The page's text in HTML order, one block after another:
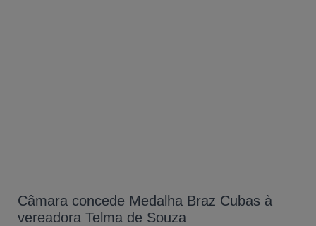
Câmara concede Medalha Braz Cubas à
vereadora Telma de Souza